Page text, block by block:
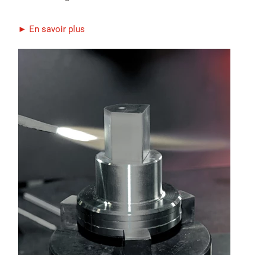
► En savoir plus